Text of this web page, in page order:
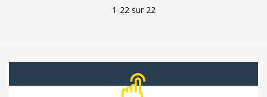
1-22 sur 22